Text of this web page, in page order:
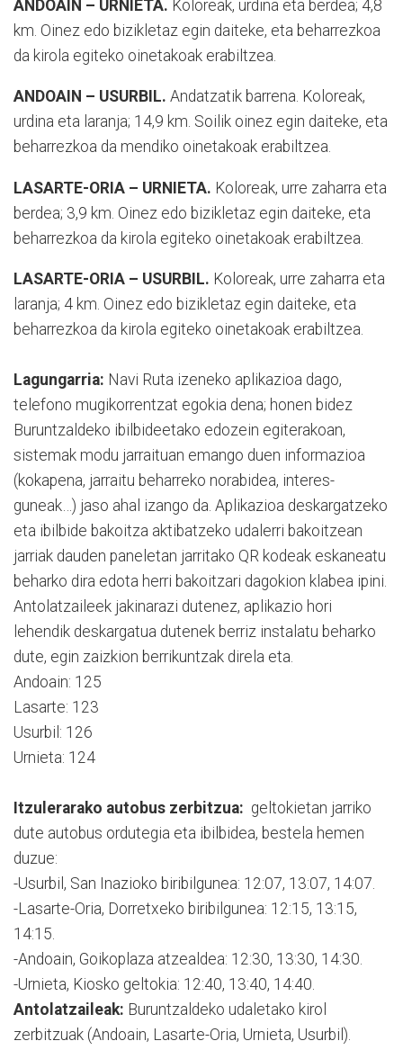
ANDOAIN – URNIETA. Koloreak, urdina eta berdea; 4,8
km. Oinez edo bizikletaz egin daiteke, eta beharrezkoa
da kirola egiteko oinetakoak erabiltzea.
ANDOAIN – USURBIL. Andatzatik barrena. Koloreak,
urdina eta laranja; 14,9 km. Soilik oinez egin daiteke, eta
beharrezkoa da mendiko oinetakoak erabiltzea.
LASARTE-ORIA – URNIETA. Koloreak, urre zaharra eta
berdea; 3,9 km. Oinez edo bizikletaz egin daiteke, eta
beharrezkoa da kirola egiteko oinetakoak erabiltzea.
LASARTE-ORIA – USURBIL. Koloreak, urre zaharra eta
laranja; 4 km. Oinez edo bizikletaz egin daiteke, eta
beharrezkoa da kirola egiteko oinetakoak erabiltzea.
Lagungarria: Navi Ruta izeneko aplikazioa dago,
telefono mugikorrentzat egokia dena; honen bidez
Buruntzaldeko ibilbideetako edozein egiterakoan,
sistemak modu jarraituan emango duen informazioa
(kokapena, jarraitu beharreko norabidea, interes-
guneak…) jaso ahal izango da. Aplikazioa deskargatzeko
eta ibilbide bakoitza aktibatzeko udalerri bakoitzean
jarriak dauden paneletan jarritako QR kodeak eskaneatu
beharko dira edota herri bakoitzari dagokion klabea ipini.
Antolatzaileek jakinarazi dutenez, aplikazio hori
lehendik deskargatua dutenek berriz instalatu beharko
dute, egin zaizkion berrikuntzak direla eta.
Andoain: 125
Lasarte: 123
Usurbil: 126
Urnieta: 124
Itzulerarako autobus zerbitzua: geltokietan jarriko
dute autobus ordutegia eta ibilbidea, bestela hemen
duzue:
-Usurbil, San Inazioko biribilgunea: 12:07, 13:07, 14:07.
-Lasarte-Oria, Dorretxeko biribilgunea: 12:15, 13:15,
14:15.
-Andoain, Goikoplaza atzealdea: 12:30, 13:30, 14:30.
-Urnieta, Kiosko geltokia: 12:40, 13:40, 14:40.
Antolatzaileak: Buruntzaldeko udaletako kirol
zerbitzuak (Andoain, Lasarte-Oria, Urnieta, Usurbil).